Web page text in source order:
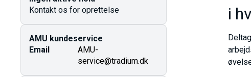
Kontakt os for oprettelse
AMU kundeservice
Email
AMU-
service@tradium.dk
i